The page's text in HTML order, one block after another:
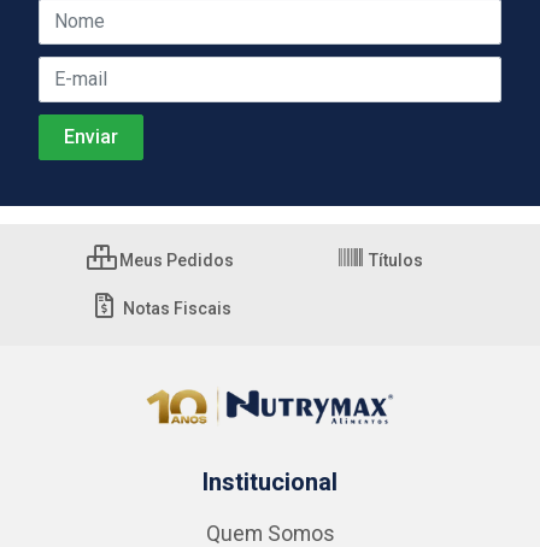
Meus Pedidos Títulos
Notas Fiscais
Institucional
Quem Somos